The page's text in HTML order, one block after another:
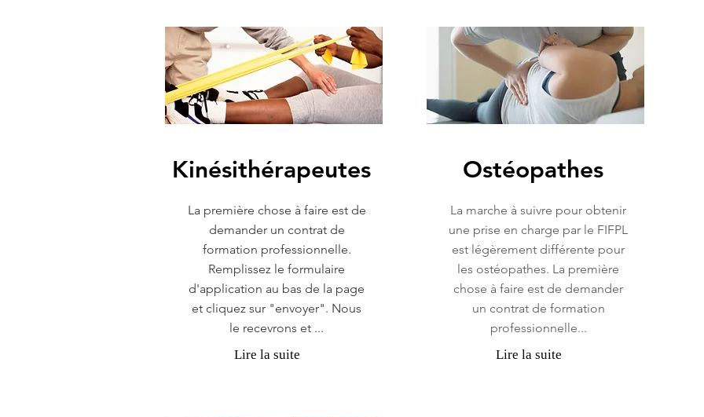
Kinésithérapeutes
La première chose à faire est de
demander un contrat de
formation professionnelle.
Remplissez le formulaire
d'application au bas de la page
et cliquez sur "envoyer". Nous
le recevrons et ...
Lire la suite
Ostéopathes
La marche à suivre pour obtenir
une prise en charge par le FIFPL
est légèrement différente pour
les ostéopathes. La première
chose à faire est de demander
un contrat de formation
professionnelle...
Lire la suite